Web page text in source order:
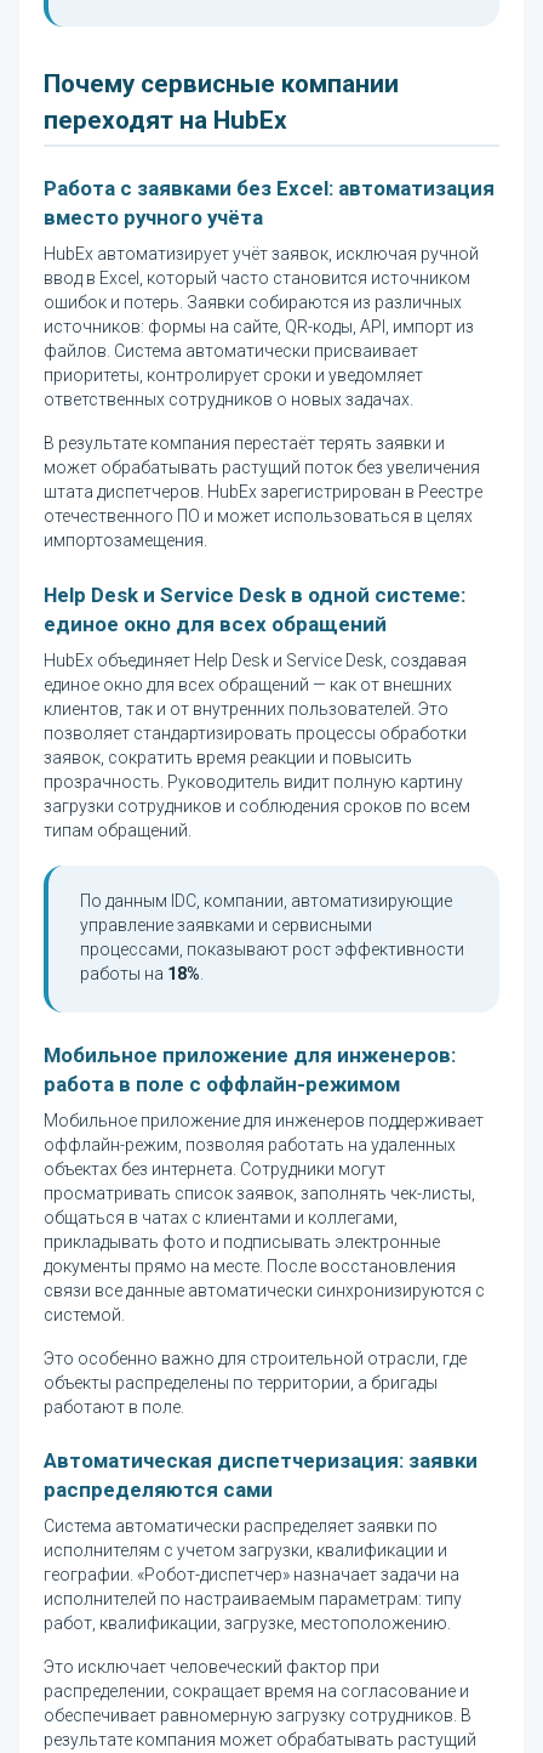
Почему сервисные компании
переходят на HubEx
Работа с заявками без Excel: автоматизация
вместо ручного учёта
HubEx автоматизирует учёт заявок, исключая ручной
ввод в Excel, который часто становится источником
ошибок и потерь. Заявки собираются из различных
источников: формы на сайте, QR-коды, API, импорт из
файлов. Система автоматически присваивает
приоритеты, контролирует сроки и уведомляет
ответственных сотрудников о новых задачах.
В результате компания перестаёт терять заявки и
может обрабатывать растущий поток без увеличения
штата диспетчеров. HubEx зарегистрирован в Реестре
отечественного ПО и может использоваться в целях
импортозамещения.
Help Desk и Service Desk в одной системе:
единое окно для всех обращений
HubEx объединяет Help Desk и Service Desk, создавая
единое окно для всех обращений — как от внешних
клиентов, так и от внутренних пользователей. Это
позволяет стандартизировать процессы обработки
заявок, сократить время реакции и повысить
прозрачность. Руководитель видит полную картину
загрузки сотрудников и соблюдения сроков по всем
типам обращений.
По данным IDC, компании, автоматизирующие
управление заявками и сервисными
процессами, показывают рост эффективности
работы на 18%
Мобильное приложение для инженеров:
работа в поле с оффлайн-режимом
Мобильное приложение для инженеров поддерживает
оффлайн-режим, позволяя работать на удаленных
объектах без интернета. Сотрудники могут
просматривать список заявок, заполнять чек-листы,
общаться в чатах с клиентами и коллегами,
прикладывать фото и подписывать электронные
документы прямо на месте. После восстановления
связи все данные автоматически синхронизируются с
системой.
Это особенно важно для строительной отрасли, где
объекты распределены по территории, а бригады
работают в поле.
Автоматическая диспетчеризация: заявки
распределяются сами
Система автоматически распределяет заявки по
исполнителям с учетом загрузки, квалификации и
географии. «Робот-диспетчер» назначает задачи на
исполнителей по настраиваемым параметрам: типу
работ, квалификации, загрузке, местоположению.
Это исключает человеческий фактор при
распределении, сокращает время на согласование и
обеспечивает равномерную загрузку сотрудников. В
результате компания может обрабатывать растущий